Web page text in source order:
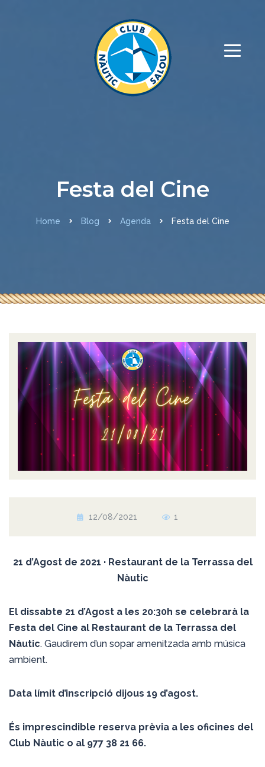
Festa del Cine
Home Blog Agenda Festa del Cine
12/08/2021 1
21 d’Agost de 2021 · Restaurant de la Terrassa del
Nàutic
El dissabte 21 d’Agost a les 20:30h se celebrarà la
Festa del Cine al Restaurant de la Terrassa del
Nàutic. Gaudirem d’un sopar amenitzada amb música
ambient.
Data límit d’inscripció dijous 19 d’agost.
És imprescindible reserva prèvia a les oficines del
Club Nàutic o al 977 38 21 66.